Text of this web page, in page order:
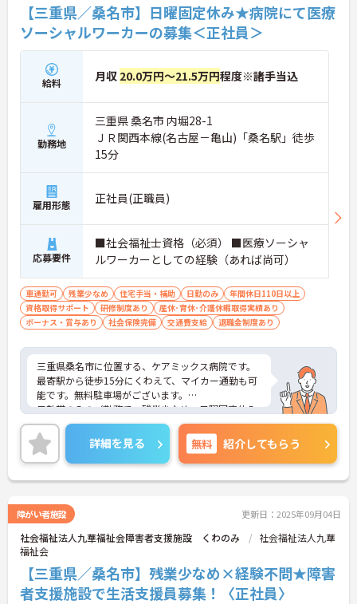
【三重県／桑名市】日曜固定休み★病院にて医療
ソーシャルワーカーの募集＜正社員＞
給料 月収 20.0万円～21.5万円程度※諸手当込
勤務地
三重県 桑名市 内堀28-1
ＪＲ関西本線(名古屋－亀山)「桑名駅」徒歩
15分
雇用形態 正社員(正職員)
応募要件
■社会福祉士資格（必須） ■医療ソーシャ
ルワーカーとしての経験（あれば尚可）
車通勤可 残業少なめ 住宅手当・補助 日勤のみ
年間休日110日以上
資格取得サポート
研修制度あり
産休･育休･介護休暇取得実績あり
ボーナス・賞与あり
社会保険完備 交通費支給 退職金制度あり
三重県桑名市に位置する、ケアミックス病院です。
最寄駅から徒歩15分にくわえて、マイカー通勤も可
能です。無料駐車場がございます。
日勤帯のみのご勤務で、残業少なめ、日曜固定休み
ですので、ご家庭やプライベートの時間も大切にし
ながらメリハリをつけて働くことができます。
ご興味をお持ちの方はお気軽にお問い合わせくださ
い。
詳細を見る 無料 紹介してもらう
障がい者施設 更新日：2025年09月04日
社会福祉法人九華福祉会障害者支援施設 くわのみ
社会福祉法人九華
福祉会
【三重県／桑名市】残業少なめ×経験不問★障害
者支援施設で生活支援員募集！〈正社員〉